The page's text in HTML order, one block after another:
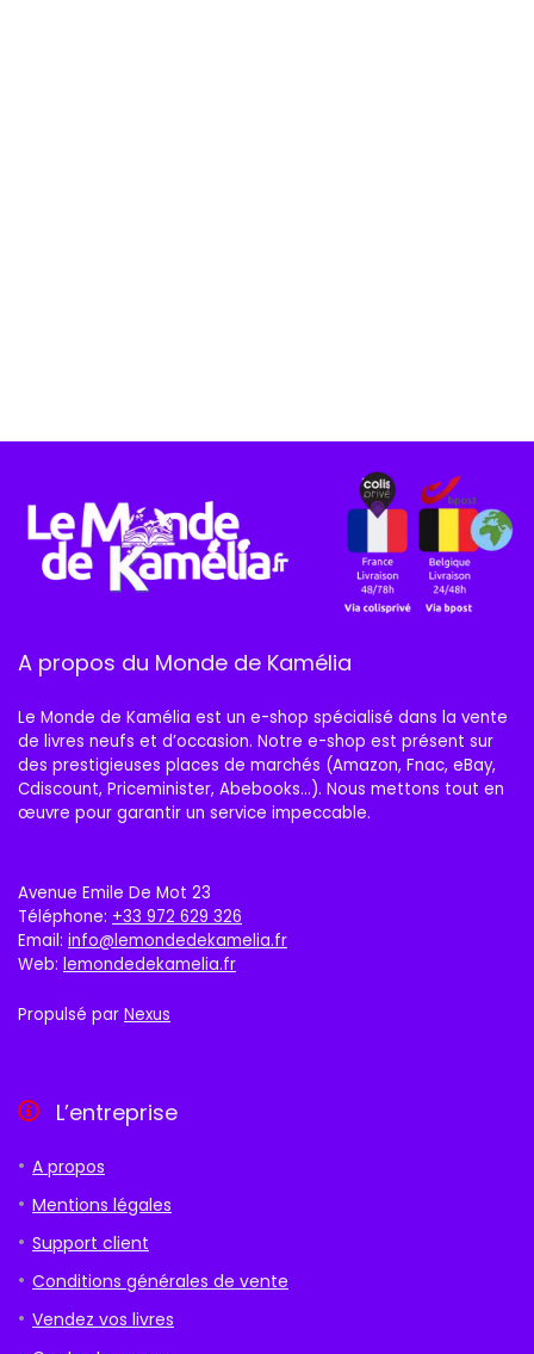
A propos du Monde de Kamélia
Le Monde de Kamélia est un e-shop spécialisé dans la vente
de livres neufs et d’occasion. Notre e-shop est présent sur
des prestigieuses places de marchés (Amazon, Fnac, eBay,
Cdiscount, Priceminister, Abebooks…). Nous mettons tout en
œuvre pour garantir un service impeccable.
Avenue Emile De Mot 23
Téléphone: +33 972 629 326
Email: info@lemondedekamelia.fr
Web: lemondedekamelia.fr
Propulsé par Nexus
L’entreprise
A propos
Mentions légales
Support client
Conditions générales de vente
Vendez vos livres